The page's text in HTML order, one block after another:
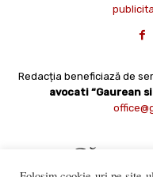
Redacția beneficiază de
avocati “Gaurean